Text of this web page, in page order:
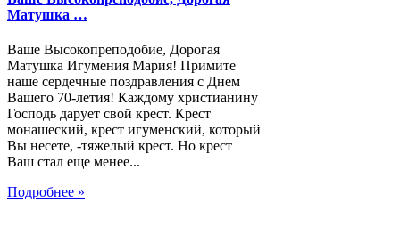
Матушка …
Ваше Высокопреподобие, Дорогая
Матушка Игумения Мария! Примите
наше сердечные поздравления с Днем
Вашего 70-летия! Каждому христианину
Господь дарует свой крест. Крест
монашеский, крест игуменский, который
Вы несете, -тяжелый крест. Но крест
Ваш стал еще менее...
Подробнее »